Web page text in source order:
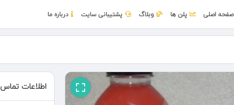
صفحه اصلی پلن ها وبلاگ پشتیبانی سایت درباره ما
اطلاعات تماس